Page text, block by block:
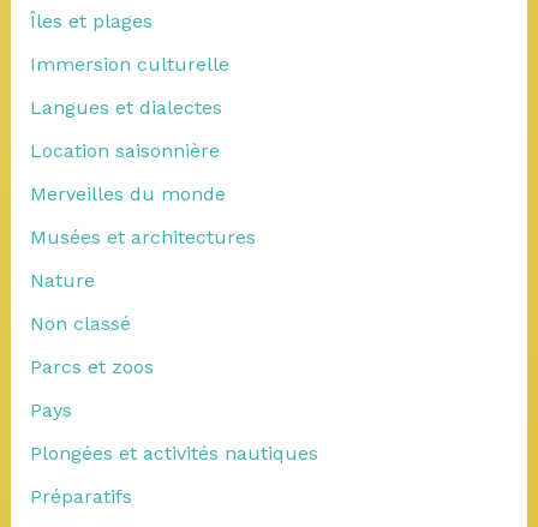
Îles et plages
Immersion culturelle
Langues et dialectes
Location saisonnière
Merveilles du monde
Musées et architectures
Nature
Non classé
Parcs et zoos
Pays
Plongées et activités nautiques
Préparatifs